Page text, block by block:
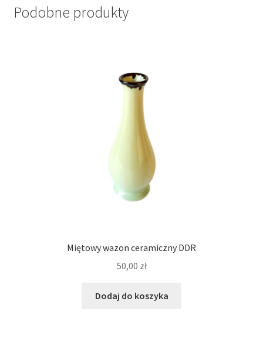
Podobne produkty
Miętowy wazon ceramiczny DDR
50,00 zł
Dodaj do koszyka